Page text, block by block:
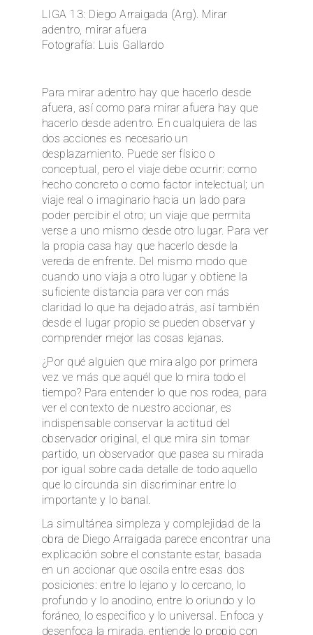
LIGA 13: Diego Arraigada (Arg). Mirar
adentro, mirar afuera
Fotografía: Luis Gallardo
Para mirar adentro hay que hacerlo desde
afuera, así como para mirar afuera hay que
hacerlo desde adentro. En cualquiera de las
dos acciones es necesario un
desplazamiento. Puede ser físico o
conceptual, pero el viaje debe ocurrir: como
hecho concreto o como factor intelectual; un
viaje real o imaginario hacia un lado para
poder percibir el otro; un viaje que permita
verse a uno mismo desde otro lugar. Para ver
la propia casa hay que hacerlo desde la
vereda de enfrente. Del mismo modo que
cuando uno viaja a otro lugar y obtiene la
suficiente distancia para ver con más
claridad lo que ha dejado atrás, así también
desde el lugar propio se pueden observar y
comprender mejor las cosas lejanas.
¿Por qué alguien que mira algo por primera
vez ve más que aquél que lo mira todo el
tiempo? Para entender lo que nos rodea, para
ver el contexto de nuestro accionar, es
indispensable conservar la actitud del
observador original, el que mira sin tomar
partido, un observador que pasea su mirada
por igual sobre cada detalle de todo aquello
que lo circunda sin discriminar entre lo
importante y lo banal.
La simultánea simpleza y complejidad de la
obra de Diego Arraigada parece encontrar una
explicación sobre el constante estar, basada
en un accionar que oscila entre esas dos
posiciones: entre lo lejano y lo cercano, lo
profundo y lo anodino, entre lo oriundo y lo
foráneo, lo especifico y lo universal. Enfoca y
desenfoca la mirada, entiende lo propio con